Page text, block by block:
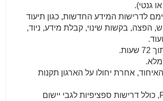
גנטי).
לדרישות המידע החדשות, כגון תיעוד
הפצה, בקשות שינוי, קבלת מידע, ניוד,
מלא.
אחרת יחולו על הארגון תקנות
שדרוגים טכנולוגים כבדים לתמיכה ב-Privacy by Design, כולל דרישות ספציפיות לגבי יישום